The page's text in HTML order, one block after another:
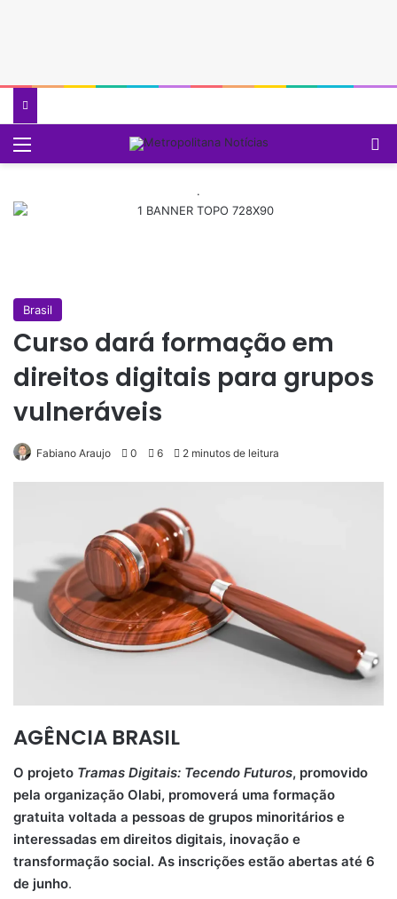
.
Brasil
Curso dará formação em
direitos digitais para grupos
vulneráveis
Fabiano Araujo 0 6 2 minutos de leitura
AGÊNCIA BRASIL
O projeto Tramas Digitais: Tecendo Futuros, promovido
pela organização Olabi, promoverá uma formação
gratuita voltada a pessoas de grupos minoritários e
interessadas em direitos digitais, inovação e
transformação social. As inscrições estão abertas até 6
de junho.